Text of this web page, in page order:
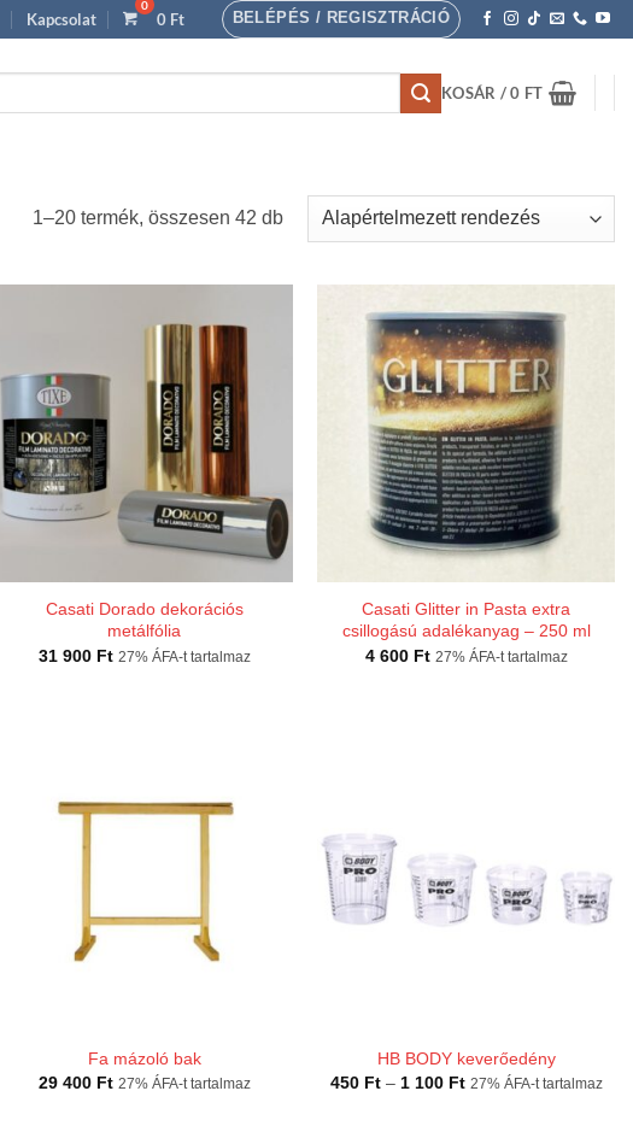
Kapcsolat 0 Ft BELÉPÉS / REGISZTRÁCIÓ
KOSÁR /0 FT
1–20 termék, összesen 42 db
Casati Dorado dekorációs
metálfólia
31 900 Ft 27% ÁFA-t tartalmaz
Casati Glitter in Pasta extra
csillogású adalékanyag – 250 ml
4 600 Ft 27% ÁFA-t tartalmaz
Fa mázoló bak
29 400 Ft 27% ÁFA-t tartalmaz
HB BODY keverőedény
450 Ft – 1 100 FtÁrtartomány:
27% ÁFA-t tartalmaz